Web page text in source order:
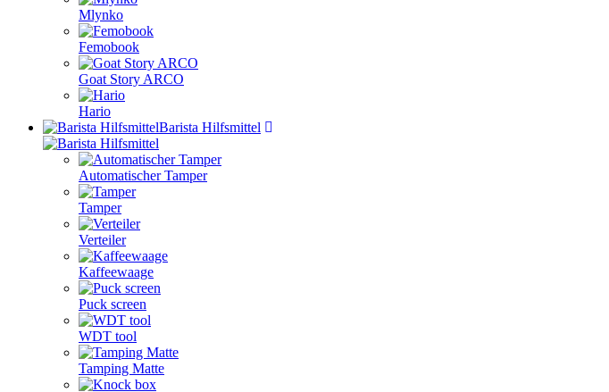
Mlynko
Femobook
Goat Story ARCO
Hario
Barista Hilfsmittel
Automatischer Tamper
Tamper
Verteiler
Kaffeewaage
Puck screen
WDT tool
Tamping Matte